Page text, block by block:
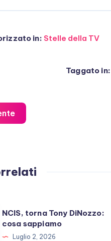
in: Stelle della TV
Taggato in:
NCIS, torna Tony DiNozzo:
cosa sappiamo
Luglio 2, 2026